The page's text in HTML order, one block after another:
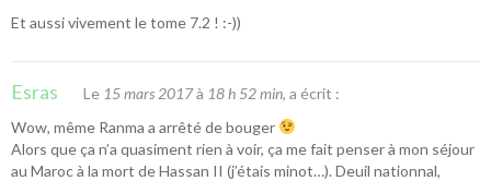
Et aussi vivement le tome 7.2 ! :-))
Esras Le 15 mars 2017à 18 h 52 min, a écrit :
Wow, même Ranma a arrêté de bouger
Alors que ça n’a quasiment rien à voir, ça me fait penser à mon séjour
au Maroc à la mort de Hassan II (j’étais minot…). Deuil nationnal,